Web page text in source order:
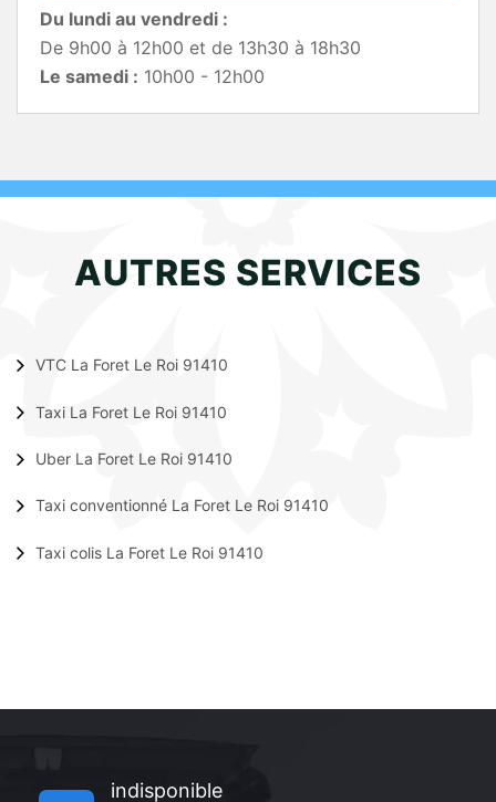
Du lundi au vendredi :
De 9h00 à 12h00 et de 13h30 à 18h30
Le samedi : 10h00 - 12h00
AUTRES SERVICES
VTC La Foret Le Roi 91410
Taxi La Foret Le Roi 91410
Uber La Foret Le Roi 91410
Taxi conventionné La Foret Le Roi 91410
Taxi colis La Foret Le Roi 91410
indisponible